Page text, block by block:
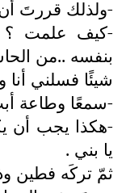
-ولذلك قررتَ
-كيف علمت ؟
بنفسه ..من
شيئًا فسلني أنا
-سمعًا وطاعة
-هكذا يجب أن
يا بني .
ثمّ تركَه فطين